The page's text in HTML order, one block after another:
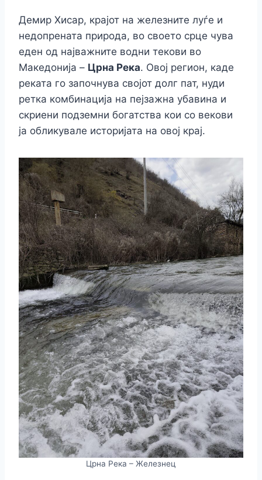
Демир Хисар, крајот на железните луѓе и
недопрената природа, во своето срце чува
еден од најважните водни текови во
Македонија – Црна Река. Овој регион, каде
реката го започнува својот долг пат, нуди
ретка комбинација на пејзажна убавина и
скриени подземни богатства кои со векови
ја обликувале историјата на овој крај.
Црна Река – Железнец